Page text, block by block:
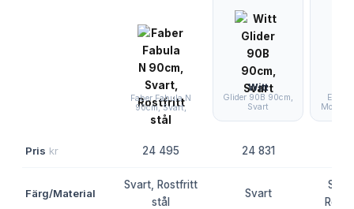
Faber Fabula N
90cm, Svart,
Witt
Glider 90B 90cm,
Svart
EICO
Motor
Pris kr 24 495 24 831
Färg/Material
Svart, Rostfritt
stål
Svart